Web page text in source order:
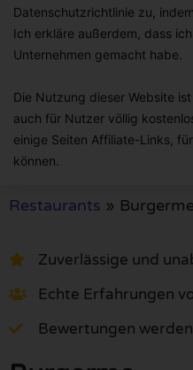
Datenschutzrichtlinie zu,
Ich erkläre außerdem, dass
Unternehmen gemacht habe.
Die Nutzung dieser Website
auch für Nutzer völlig
einige Seiten Affiliate-Links,
können.
Restaurants » Burgerme
Zuverlässige und
Echte Erfahrungen
Bewertungen